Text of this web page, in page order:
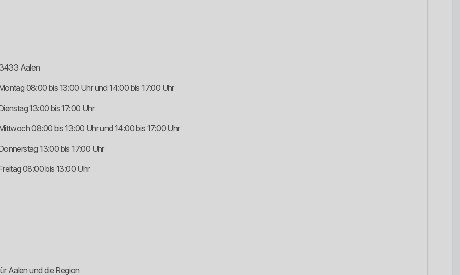
Aalen
08:00 bis 13:00 Uhr und 14:00 bis 17:00 Uhr
13:00 bis 17:00 Uhr
08:00 bis 13:00 Uhr und 14:00 bis 17:00 Uhr
13:00 bis 17:00 Uhr
08:00 bis 13:00 Uhr
Aalen und die Region